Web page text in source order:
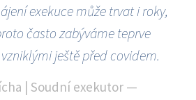
exekuce může trvat i roky,
často zabýváme teprve
ještě před covidem.
| Soudní exekutor —